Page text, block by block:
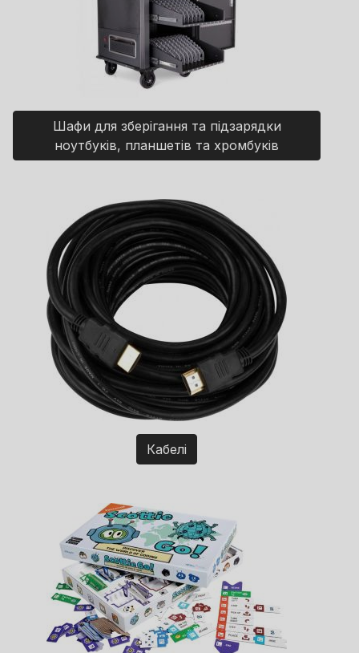
Шафи для зберігання та підзарядки
ноутбуків, планшетів та хромбуків
Кабелі